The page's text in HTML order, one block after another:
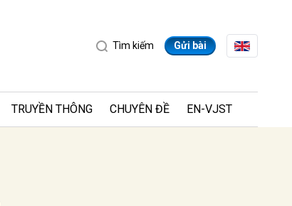
Tìm kiếm Gửi bài
TRUYỀN THÔNG CHUYÊN ĐỀ EN-VJST